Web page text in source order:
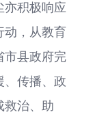
亦积极响应
动，从教育
市县政府完
、传播、政
救治、助